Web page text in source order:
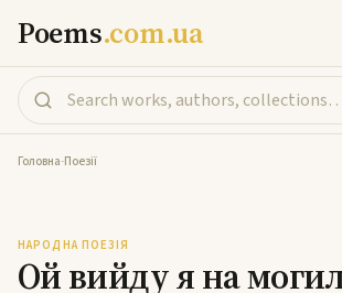
Poems.com.ua
Головна-Поезії
НАРОДНА ПОЕЗІЯ
Ой вийду я на